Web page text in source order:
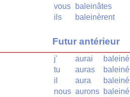
vous
baleinâtes
ils
baleinèrent
Futur antérieur
j' aurai
baleiné
tu
auras
baleiné
il
aura
baleiné
nous aurons baleiné